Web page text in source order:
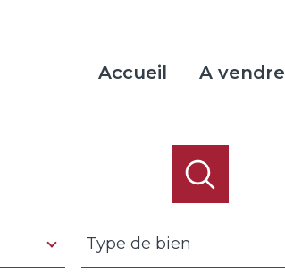
Accueil A vendre
de
bien
Type de bien